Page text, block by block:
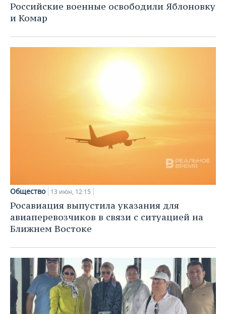
Российские военные освободили Яблоновку
и Комар
Общество 13 июн, 12:15
Росавиация выпустила указания для
авиаперевозчиков в связи с ситуацией на
Ближнем Востоке